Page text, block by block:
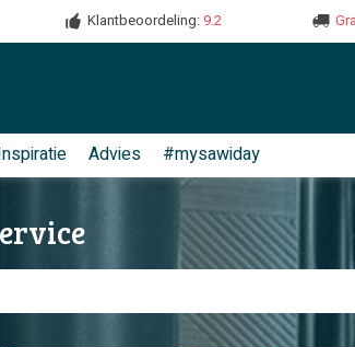
Klantbeoordeling:9.2
Advies #mysawiday